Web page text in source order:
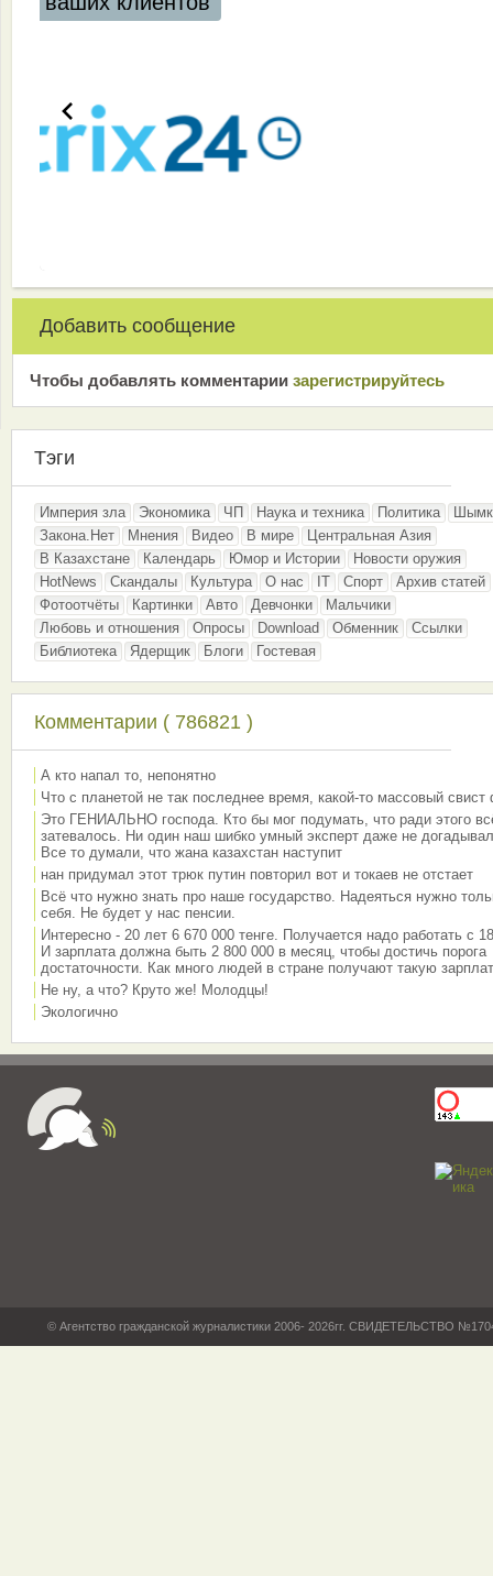
Добавить сообщение
Чтобы добавлять комментарии зарeгиcтрирyйтeсь
Тэги
Империя зла Экономика ЧП Наука и техника Политика
Закона.Нет
Мнения Видео В мире
Центральная Азия
В Казахстане
Календарь Юмор и Истории
Новости оружия
HotNews
Скандалы Культура О нас IT Спорт
Архив статей
Фотоотчёты
Картинки Авто Девчонки
Мальчики
Любовь и отношения
Опросы Download Обменник
Ссылки
Библиотека
Ядерщик Блоги Гостевая
Комментарии ( 786821 )
А кто напал то, непонятно
Что с планетой не так последнее время, какой-то массовый свист
Это ГЕНИАЛЬНО господа. Кто бы мог подумать, что ради этого
затевалось. Ни один наш шибко умный эксперт даже не
Все то думали, что жана казахстан наступит
нан придумал этот трюк путин повторил вот и токаев не отстает
Всё что нужно знать про наше государство. Надеяться нужно
себя. Не будет у нас пенсии.
Интересно - 20 лет 6 670 000 тенге. Получается надо работать с
И зарплата должна быть 2 800 000 в месяц, чтобы достичь порога
достаточности. Как много людей в стране получают такую
Не ну, а что? Круто же! Молодцы!
Экологично
© Агентство гражданской журналистики 2006- 2026гг. СВИДЕТЕЛЬСТВО